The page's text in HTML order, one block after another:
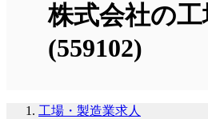
株式会社の工
(559102)
工場・製造業求人